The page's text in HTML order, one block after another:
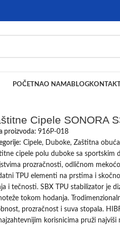
POČETNAO NAMABLOG
Cipele SONORA
proizvoda:916P-018
Cipele, Duboke, Zaštitna obuća
cipele polu duboke sa sportskim
prozračnosti, odličnom
TPU elementi na prstima i
i tečnosti. SBX TPU stabilizator je
tokom hodanja.
prozračnost i suva stopala.
korisnicima pruži